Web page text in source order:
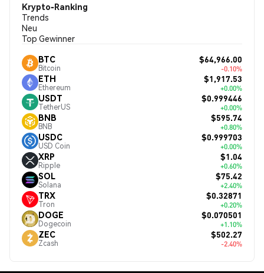
Krypto-Ranking
Trends
Neu
Top Gewinner
BTC
Bitcoin
$64,966.00
-0.10%
ETH
Ethereum
$1,917.53
+0.00%
USDT
TetherUS
$0.999446
+0.00%
BNB
BNB
$595.74
+0.80%
USDC
USD Coin
$0.999703
+0.00%
XRP
Ripple
$1.04
+0.60%
SOL
Solana
$75.42
+2.40%
TRX
Tron
$0.32871
+0.20%
DOGE
Dogecoin
$0.070501
+1.10%
ZEC
Zcash
$502.27
-2.40%